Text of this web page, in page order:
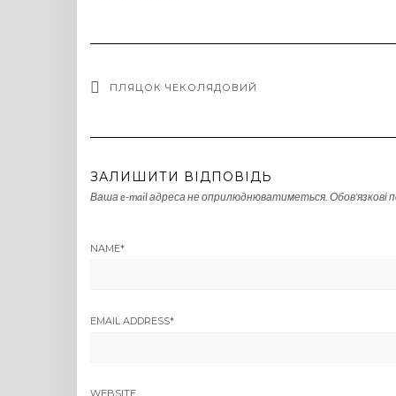
ПЛЯЦОК ЧЕКОЛЯДОВИЙ
ЗАЛИШИТИ ВІДПОВІДЬ
Ваша e-mail адреса не оприлюднюватиметься. Обов’язкові
NAME*
EMAIL ADDRESS*
WEBSITE